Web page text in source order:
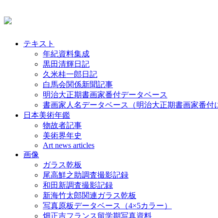
テキスト
年紀資料集成
黒田清輝日記
久米桂一郎日記
白馬会関係新聞記事
明治大正期書画家番付データベース
書画家人名データベース（明治大正期書画家番付
日本美術年鑑
物故者記事
美術界年史
Art news articles
画像
ガラス乾板
尾高鮮之助調査撮影記録
和田新調査撮影記録
新海竹太郎関連ガラス乾板
写真原板データベース（4×5カラー）
畑正吉フランス留学期写真資料